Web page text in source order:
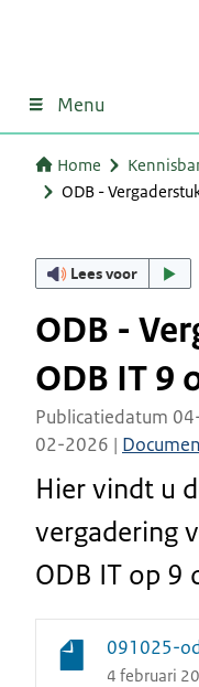
Menu
Home
ODB -
Lees voor
ODB -
ODB IT 9
Publicatiedatum
02-2026 |
Hier vindt u
vergadering
ODB IT op
091025-
4 februari